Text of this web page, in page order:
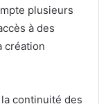
plusieurs
à des
création
continuité des